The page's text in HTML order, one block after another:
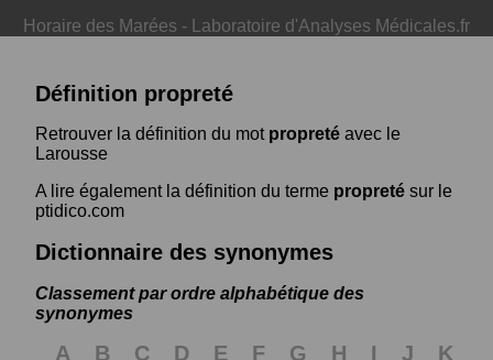
Horaire des Marées - Laboratoire d'Analyses Médicales.fr
Définition propreté
Retrouver la définition du mot propreté avec le
Larousse
A lire également la définition du terme propreté sur le
ptidico.com
Dictionnaire des synonymes
Classement par ordre alphabétique des
synonymes
A B C D E F G H I J K